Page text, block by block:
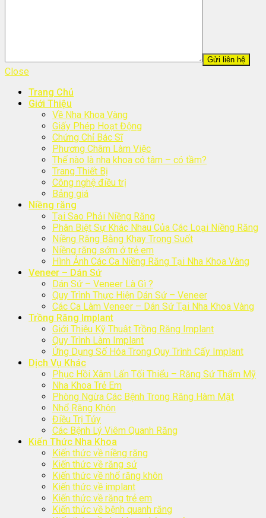
Close
Trang Chủ
Giới Thiệu
Về Nha Khoa Vàng
Giấy Phép Hoạt Động
Chứng Chỉ Bác Sĩ
Phương Châm Làm Việc
Thế nào là nha khoa có tâm – có tầm?
Trang Thiết Bị
Công nghệ điều trị
Bảng giá
Niềng răng
Tại Sao Phải Niềng Răng
Phân Biệt Sự Khác Nhau Của Các Loại Niềng Răng
Niềng Răng Bằng Khay Trong Suốt
Niềng răng sớm ở trẻ em
Hình Ảnh Các Ca Niềng Răng Tại Nha Khoa Vàng
Veneer – Dán Sứ
Dán Sứ – Veneer Là Gì ?
Quy Trình Thực Hiện Dán Sứ – Veneer
Các Ca Làm Veneer – Dán Sứ Tại Nha Khoa Vàng
Trồng Răng Implant
Giới Thiệu Kỹ Thuật Trồng Răng Implant
Quy Trình Làm Implant
Ứng Dụng Số Hóa Trong Quy Trình Cấy Implant
Dịch Vụ Khác
Phục Hồi Xâm Lấn Tối Thiểu – Răng Sứ Thẩm Mỹ
Nha Khoa Trẻ Em
Phòng Ngừa Các Bệnh Trong Răng Hàm Mặt
Nhổ Răng Khôn
Điều Trị Tủy
Các Bệnh Lý Viêm Quanh Răng
Kiến Thức Nha Khoa
Kiến thức về niềng răng
Kiến thức về răng sứ
Kiến thức về nhổ răng khôn
Kiến thức về implant
Kiến thức về răng trẻ em
Kiến thức về bệnh quanh răng